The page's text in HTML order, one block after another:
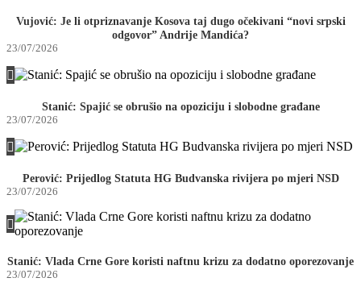
Vujović: Je li otpriznavanje Kosova taj dugo očekivani “novi srpski
odgovor” Andrije Mandića?
23/07/2026
Stanić: Spajić se obrušio na opoziciju i slobodne građane
23/07/2026
Perović: Prijedlog Statuta HG Budvanska rivijera po mjeri NSD
23/07/2026
Stanić: Vlada Crne Gore koristi naftnu krizu za dodatno oporezovanje
23/07/2026